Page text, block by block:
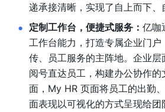
递承接清晰，实现了自上而下、
定制工作台，便捷式服务： 亿咖
工作台能力，打造专属企业门户
传、员工服务的主阵地。企业
阅号直达员工，构建办公协作
面，My HR 页面将员工的出勤
面表现以可视化的方式呈现给团